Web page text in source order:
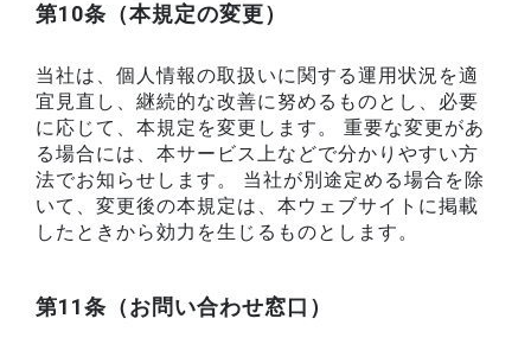
第10条（本規定の変更）
当社は、個人情報の取扱いに関する運用状況を適
宜見直し、継続的な改善に努めるものとし、必要
に応じて、本規定を変更します。 重要な変更があ
る場合には、本サービス上などで分かりやすい方
法でお知らせします。 当社が別途定める場合を除
いて、変更後の本規定は、本ウェブサイトに掲載
したときから効力を生じるものとします。
第11条（お問い合わせ窓口）